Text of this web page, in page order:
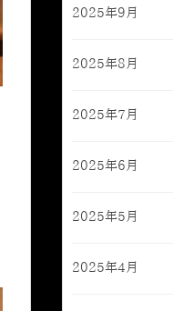
2025年9月
2025年8月
2025年7月
2025年6月
2025年5月
2025年4月